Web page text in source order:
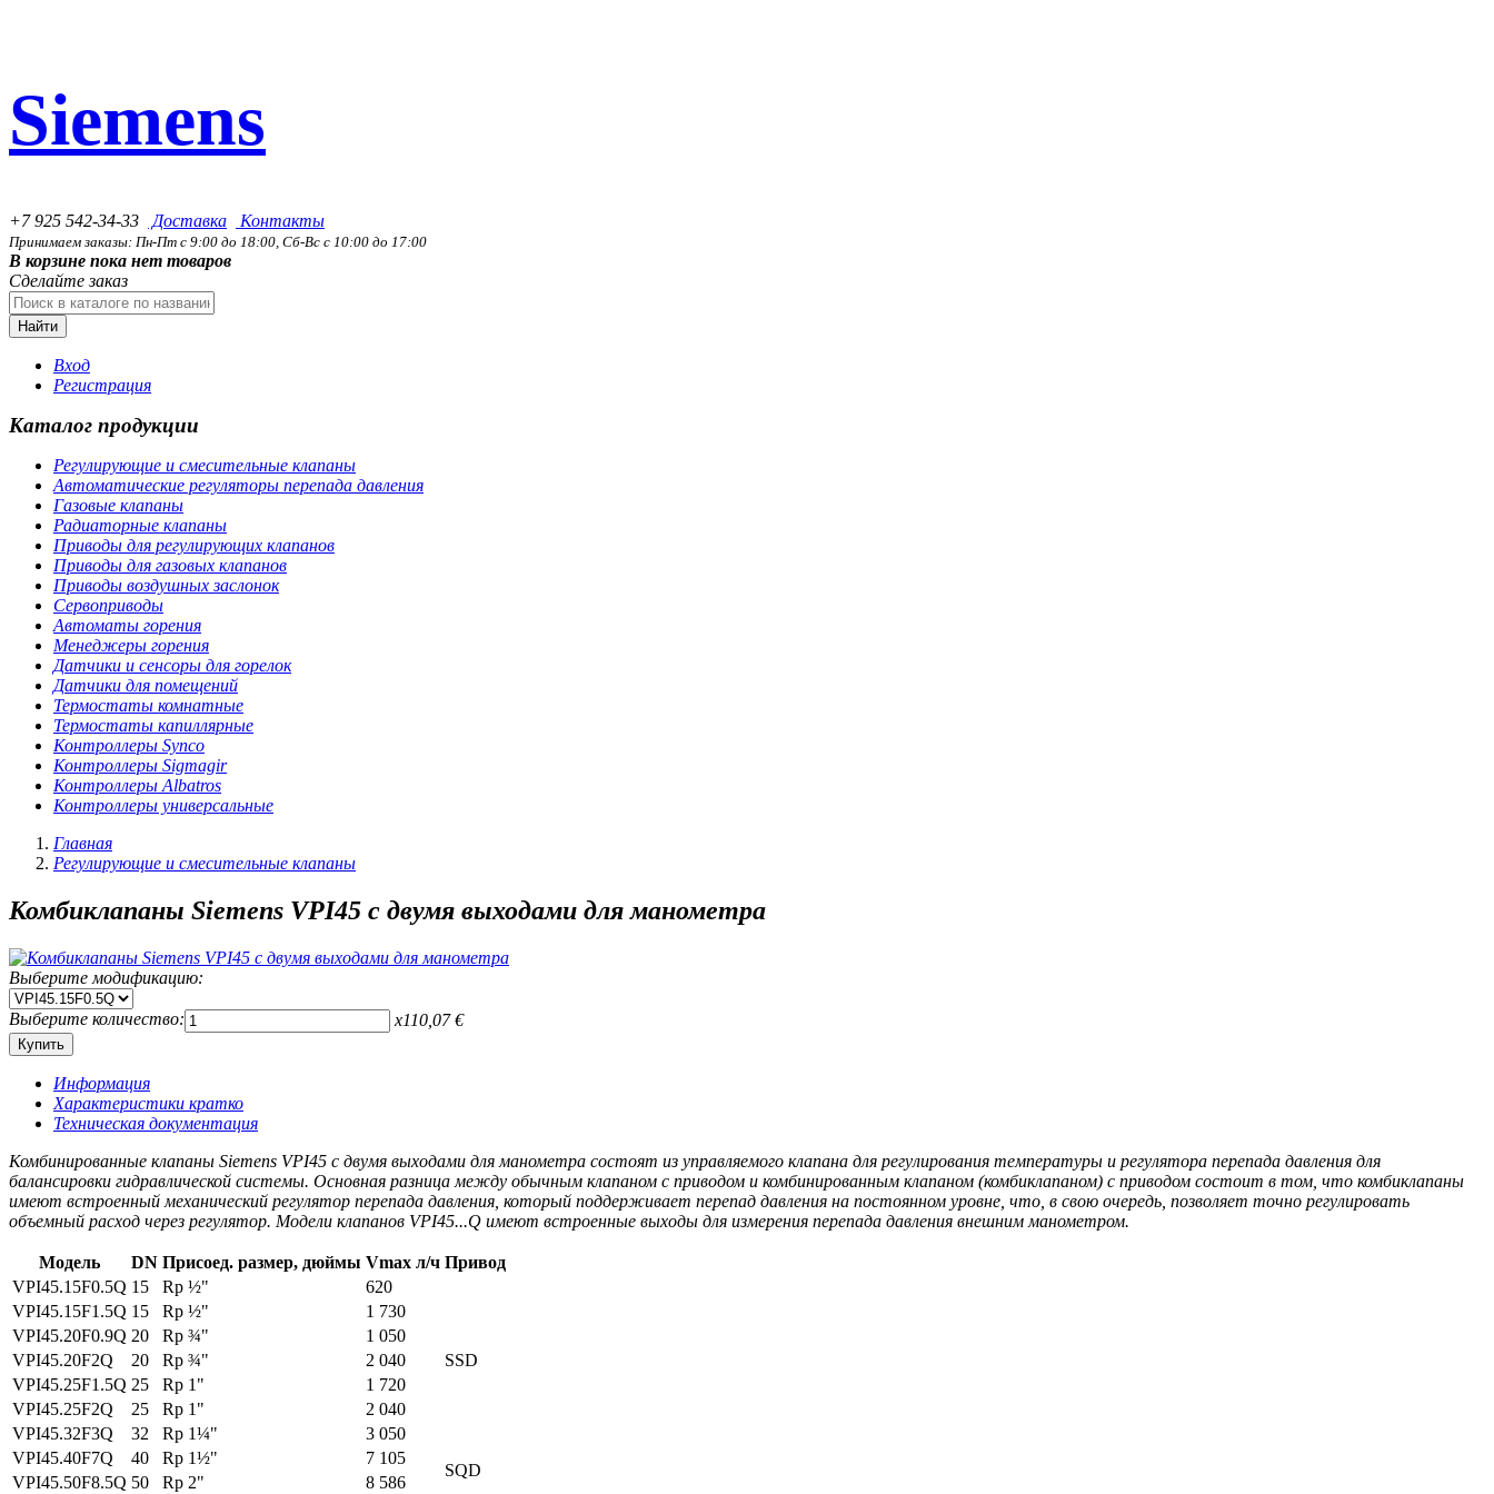
Siemens
+7 925 542-34-33 Доставка Контакты
Принимаем заказы: Пн-Пт с 9:00 до 18:00, Сб-Вс с 10:00 до 17:00
В корзине пока нет товаров
Сделайте заказ
Найти
Вход
Регистрация
Каталог продукции
Регулирующие и смесительные клапаны
Автоматические регуляторы перепада давления
Газовые клапаны
Радиаторные клапаны
Приводы для регулирующих клапанов
Приводы для газовых клапанов
Приводы воздушных заслонок
Сервоприводы
Автоматы горения
Менеджеры горения
Датчики и сенсоры для горелок
Датчики для помещений
Термостаты комнатные
Термостаты капиллярные
Контроллеры Synco
Контроллеры Sigmagir
Контроллеры Albatros
Контроллеры универсальные
Главная
Регулирующие и смесительные клапаны
Комбиклапаны Siemens VPI45 с двумя выходами для манометра
Выберите модификацию:
Выберите количество: x110,07 €
Информация
Характеристики кратко
Техническая документация
Комбинированные клапаны Siemens VPI45 с двумя выходами для манометра состоят из управляемого клапана для регулирования температуры и регулятора перепада давления для
балансировки гидравлической системы. Основная разница между обычным клапаном с приводом и комбинированным клапаном (комбиклапаном) с приводом состоит в том, что комбиклапаны
имеют встроенный механический регулятор перепада давления, который поддерживает перепад давления на постоянном уровне, что, в свою очередь, позволяет точно регулировать
объемный расход через регулятор. Модели клапанов VPI45...Q имеют встроенные выходы для измерения перепада давления внешним манометром.
Модель DN Присоед. размер, дюймы Vmax л/ч Привод
VPI45.15F0.5Q 15 Rp ½" 620
SSD
VPI45.15F1.5Q 15 Rp ½"
1 730
VPI45.20F0.9Q 20 Rp ¾"
1 050
VPI45.20F2Q
20 Rp ¾"
2 040
VPI45.25F1.5Q 25 Rp 1"
1 720
VPI45.25F2Q
25 Rp 1"
2 040
VPI45.32F3Q
32 Rp 1¼"
3 050
VPI45.40F7Q
40 Rp 1½" 7 105
SQD
VPI45.50F8.5Q 50 Rp 2" 8 586